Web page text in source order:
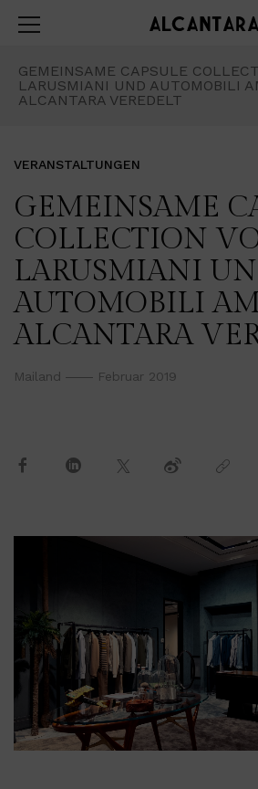
GEMEINSAME CAPSULE
LARUSMIANI UND AUTOMOBILI
ALCANTARA VEREDELT
VERANSTALTUNGEN
GEMEINSAME
COLLECTION
LARUSMIANI
AUTOMOBILI
ALCANTARA
Mailand Februar 2019